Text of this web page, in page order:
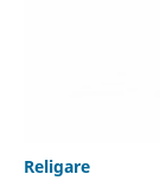
Religare